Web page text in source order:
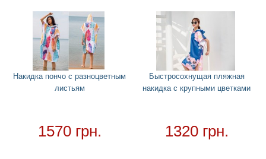
Костюмы
Головные уборы
Водный спорт
Полотенце пончо для детей
Женские гидрокостюмы и купальники для
Мужские гидрокостюмы для серфинга
Пляжное пончо
Накидка пончо с разноцветным
листьям
1570 грн.
Быстросохнущая пляжная
накидка с крупными цветками
1320 грн.